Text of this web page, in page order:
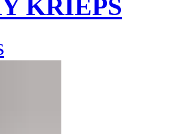
KRIEPS